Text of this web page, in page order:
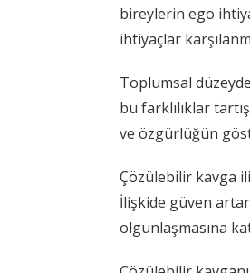
bireylerin ego
ihtiyaçlar
Toplumsal
bu farklılıklar
ve özgürlüğün
Çözülebilir kavga
İlişkide güven
olgunlaşmasına